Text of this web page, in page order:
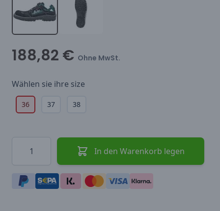
188,82 € Ohne MwSt.
Wählen sie ihre size
36 37 38
In den Warenkorb legen